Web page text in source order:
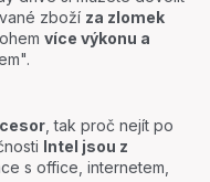
zboží za zlomek
více výkonu a
, tak proč nejít po
Intel jsou z
s office, internetem,